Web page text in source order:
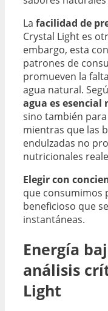
La facilidad de
Crystal Light es
embargo, esta
patrones de
promueven la
agua natural.
agua es
sino también
mientras que las
endulzadas no
nutricionales
Elegir con
que consumimos
beneficioso que
instantáneas.
Energía
análisis
Light